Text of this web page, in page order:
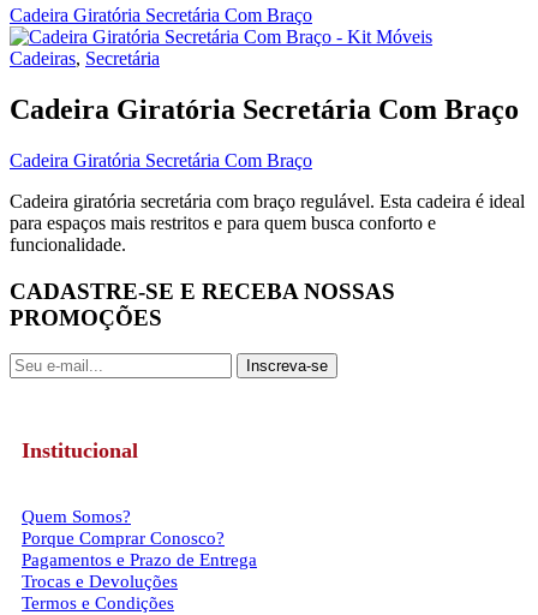
Cadeira Giratória Secretária Com Braço
Cadeiras, Secretária
Cadeira Giratória Secretária Com Braço
Cadeira Giratória Secretária Com Braço
Cadeira giratória secretária com braço regulável. Esta cadeira é ideal
para espaços mais restritos e para quem busca conforto e
funcionalidade.
CADASTRE-SE E RECEBA NOSSAS
PROMOÇÕES
Inscreva-se
Institucional
Quem Somos?
Porque Comprar Conosco?
Pagamentos e Prazo de Entrega
Trocas e Devoluções
Termos e Condições